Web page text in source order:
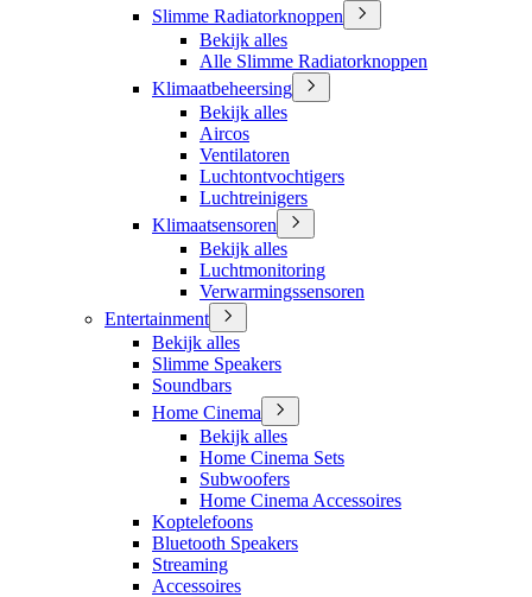
Slimme Radiatorknoppen
Bekijk alles
Alle Slimme Radiatorknoppen
Klimaatbeheersing
Bekijk alles
Aircos
Ventilatoren
Luchtontvochtigers
Luchtreinigers
Klimaatsensoren
Bekijk alles
Luchtmonitoring
Verwarmingssensoren
Entertainment
Bekijk alles
Slimme Speakers
Soundbars
Home Cinema
Bekijk alles
Home Cinema Sets
Subwoofers
Home Cinema Accessoires
Koptelefoons
Bluetooth Speakers
Streaming
Accessoires